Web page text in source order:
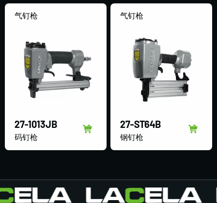
气钉枪
27-1013JB
码钉枪
气钉枪
27-ST64B
钢钉枪